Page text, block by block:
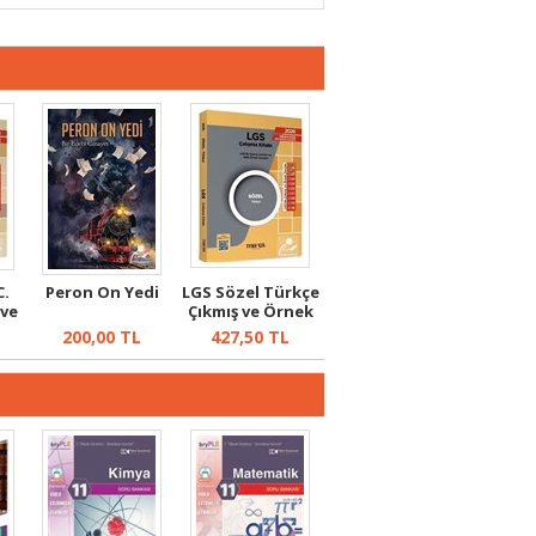
Peron On Yedi
200,00 TL
LGS Sözel Türkçe
Çıkmış ve Örnek
Sorular
427,50 TL